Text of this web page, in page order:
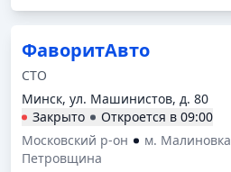
ФаворитАвто
СТО
Минск, ул. Машинистов, д. 80
Закрыто
Откроется в 09:00
Московский р-он
м. Малиновка
Петровщина